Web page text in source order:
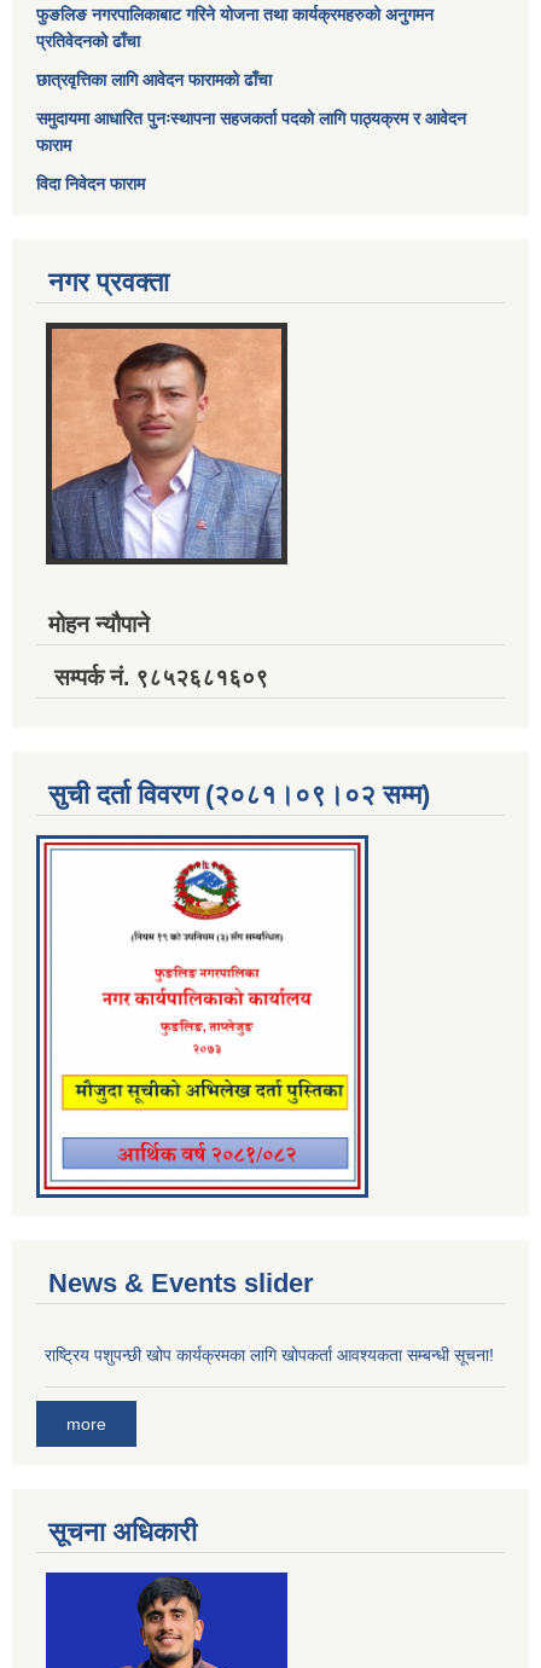
फुङलिङ नगरपालिकाबाट गरिने योजना तथा कार्यक्रमहरुको अनुगमन
प्रतिवेदनको ढाँचा
छात्रवृत्तिका लागि आवेदन फारामको ढाँचा
समुदायमा आधारित पुनःस्थापना सहजकर्ता पदको लागि पाठ्यक्रम र आवेदन
फाराम
विदा निवेदन फाराम
नगर प्रवक्ता
मोहन न्यौपाने
सम्पर्क नं. ९८५२६८१६०९
सुची दर्ता विवरण (२०८१।०९।०२ सम्म)
News & Events slider
राष्ट्रिय पशुपन्छी खोप कार्यक्रमका लागि खोपकर्ता आवश्यकता सम्बन्धी सूचना!
more
सूचना अधिकारी